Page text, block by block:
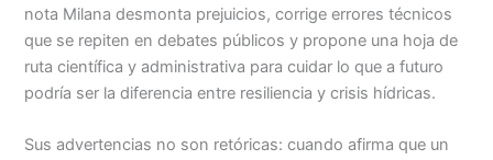
nota Milana desmonta prejuicios, corrige errores técnicos
que se repiten en debates públicos y propone una hoja de
ruta científica y administrativa para cuidar lo que a futuro
podría ser la diferencia entre resiliencia y crisis hídricas.
Sus advertencias no son retóricas: cuando afirma que un